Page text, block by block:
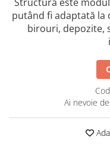
putând fi adaptată la
birouri, depozite,
Ai nevoie